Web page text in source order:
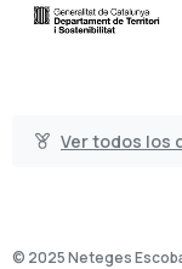
Ver todos los
© 2025 Neteges